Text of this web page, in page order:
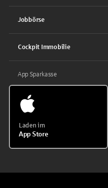
Jobbörse
Cockpit Immobilie
App Sparkasse
Laden im
App Store